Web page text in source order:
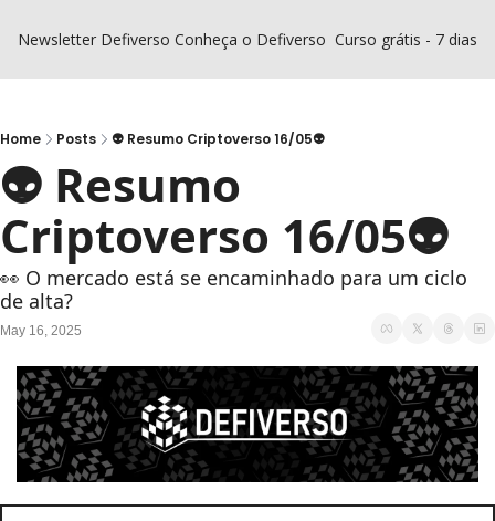
Newsletter Defiverso Conheça o Defiverso Curso grátis - 7 dias
Home Posts 👽 Resumo Criptoverso 16/05👽
👽 Resumo
Criptoverso 16/05👽
👀 O mercado está se encaminhado para um ciclo
de alta?
May 16, 2025